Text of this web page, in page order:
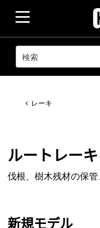
SEARCH
レーキ
ルートレーキ
伐根、樹木残材の保管
新規モデル